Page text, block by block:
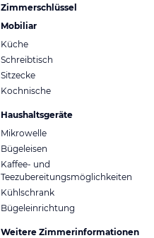
Zimmerschlüssel
Mobiliar
Küche
Schreibtisch
Sitzecke
Kochnische
Haushaltsgeräte
Mikrowelle
Bügeleisen
Kaffee- und
Teezubereitungsmöglichkeiten
Kühlschrank
Bügeleinrichtung
Weitere Zimmerinformationen